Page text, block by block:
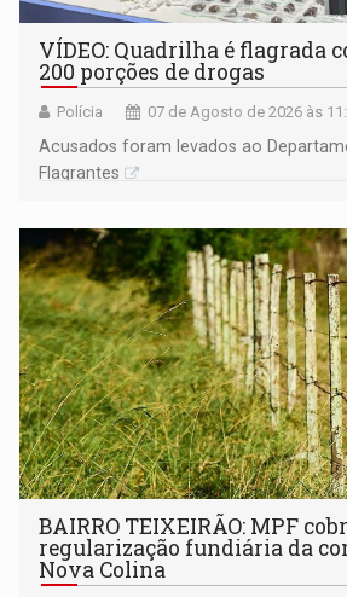
VÍDEO: Quadrilha é flagrada
200 porções de drogas
Polícia 07 de Agosto de 2026 às
Acusados foram levados ao
Flagrantes
BAIRRO TEIXEIRÃO: MPF
regularização fundiária da
Nova Colina